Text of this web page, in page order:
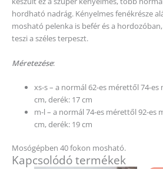
hordható nadrág. Kényelmes fenékrésze
mosható pelenka is befér és a
teszi a széles terpeszt.
Méretezése:
xs-s – a normál 62-es mérettől 74-es
cm, derék: 17 cm
m-l – a normál 74-es mérettől 92-es
cm, derék: 19 cm
Mosógépben 40 fokon mosható.
Kapcsolódó termékek